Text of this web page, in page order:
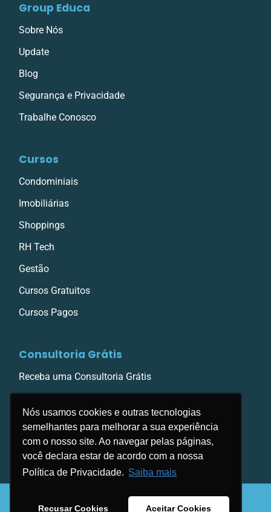
Nós usamos cookies e outras tecnologias
semelhantes para melhorar a sua experiência
com o nosso site. Ao navegar pelas páginas,
você declara estar de acordo com a nossa
Política de Privacidade. Saiba mais
Recusar Cookies Aceitar Cookies
Group Educa
Sobre Nós
Update
Blog
Segurança e Privacidade
Trabalhe Conosco
Cursos
Condominiais
Imobiliárias
Shoppings
RH Tech
Gestão
Cursos Gratuitos
Cursos Pagos
Consultoria Grátis
Receba uma Consultoria Grátis
Copyright © 1996/2026 . Group Educa. Todos